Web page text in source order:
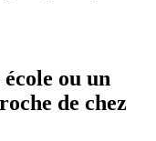
ou un
de chez